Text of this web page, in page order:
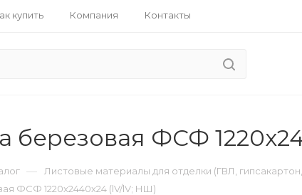
купить Компания Контакты
березовая ФСФ
— Листовые материалы для отделки (ГВЛ,
ФСФ 1220х2440х24 (lV/lV; НШ)